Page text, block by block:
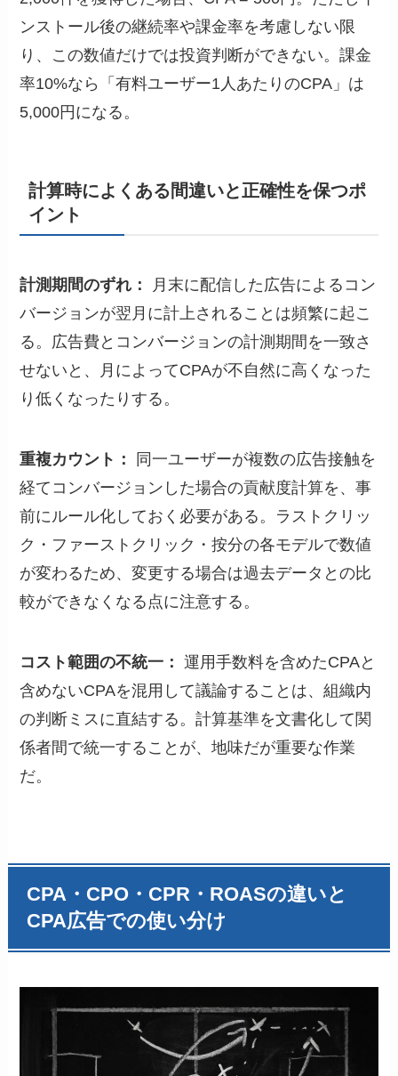
ンストール後の継続率や課金率を考慮しない限
り、この数値だけでは投資判断ができない。課金
率10%なら「有料ユーザー1人あたりのCPA」は
5,000円になる。
計算時によくある間違いと正確性を保つポ
イント
計測期間のずれ：
月末に配信した広告によるコン
バージョンが翌月に計上されることは頻繁に起こ
る。広告費とコンバージョンの計測期間を一致さ
せないと、月によってCPAが不自然に高くなった
り低くなったりする。
重複カウント：
同一ユーザーが複数の広告接触を
経てコンバージョンした場合の貢献度計算を、事
前にルール化しておく必要がある。ラストクリッ
ク・ファーストクリック・按分の各モデルで数値
が変わるため、変更する場合は過去データとの比
較ができなくなる点に注意する。
コスト範囲の不統一： 運用手数料を含めたCPAと
含めないCPAを混用して議論することは、組織内
の判断ミスに直結する。計算基準を文書化して関
係者間で統一することが、地味だが重要な作業
だ。
CPA・CPO・CPR・ROASの違いと
CPA広告での使い分け